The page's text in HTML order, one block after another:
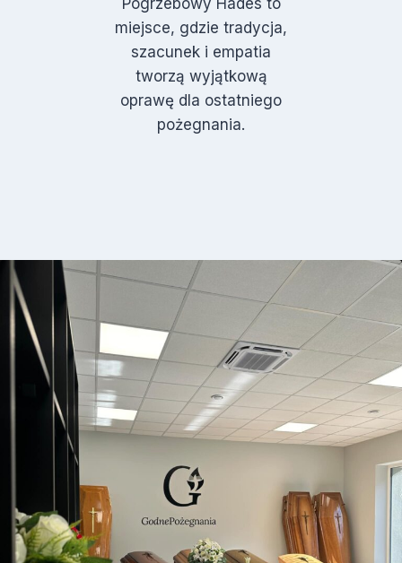
Pogrzebowy Hades to
miejsce, gdzie tradycja,
szacunek i empatia
tworzą wyjątkową
oprawę dla ostatniego
pożegnania.